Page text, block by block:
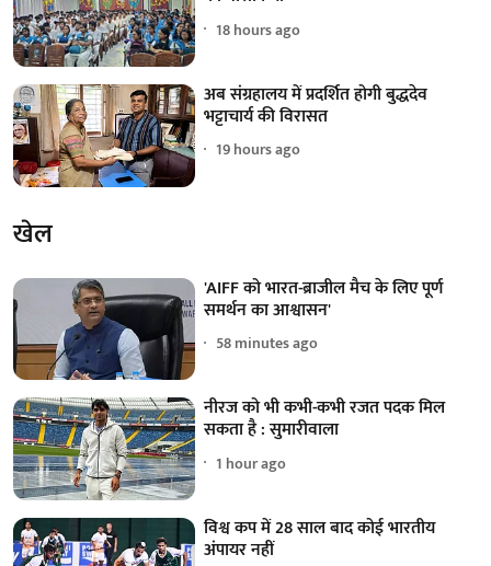
18 hours ago
अब संग्रहालय में प्रदर्शित होगी बुद्धदेव
भट्टाचार्य की विरासत
19 hours ago
खेल
'AIFF को भारत-ब्राजील मैच के लिए पूर्ण
समर्थन का आश्वासन'
58 minutes ago
नीरज को भी कभी-कभी रजत पदक मिल
सकता है : सुमारीवाला
1 hour ago
विश्व कप में 28 साल बाद कोई भारतीय
अंपायर नहीं